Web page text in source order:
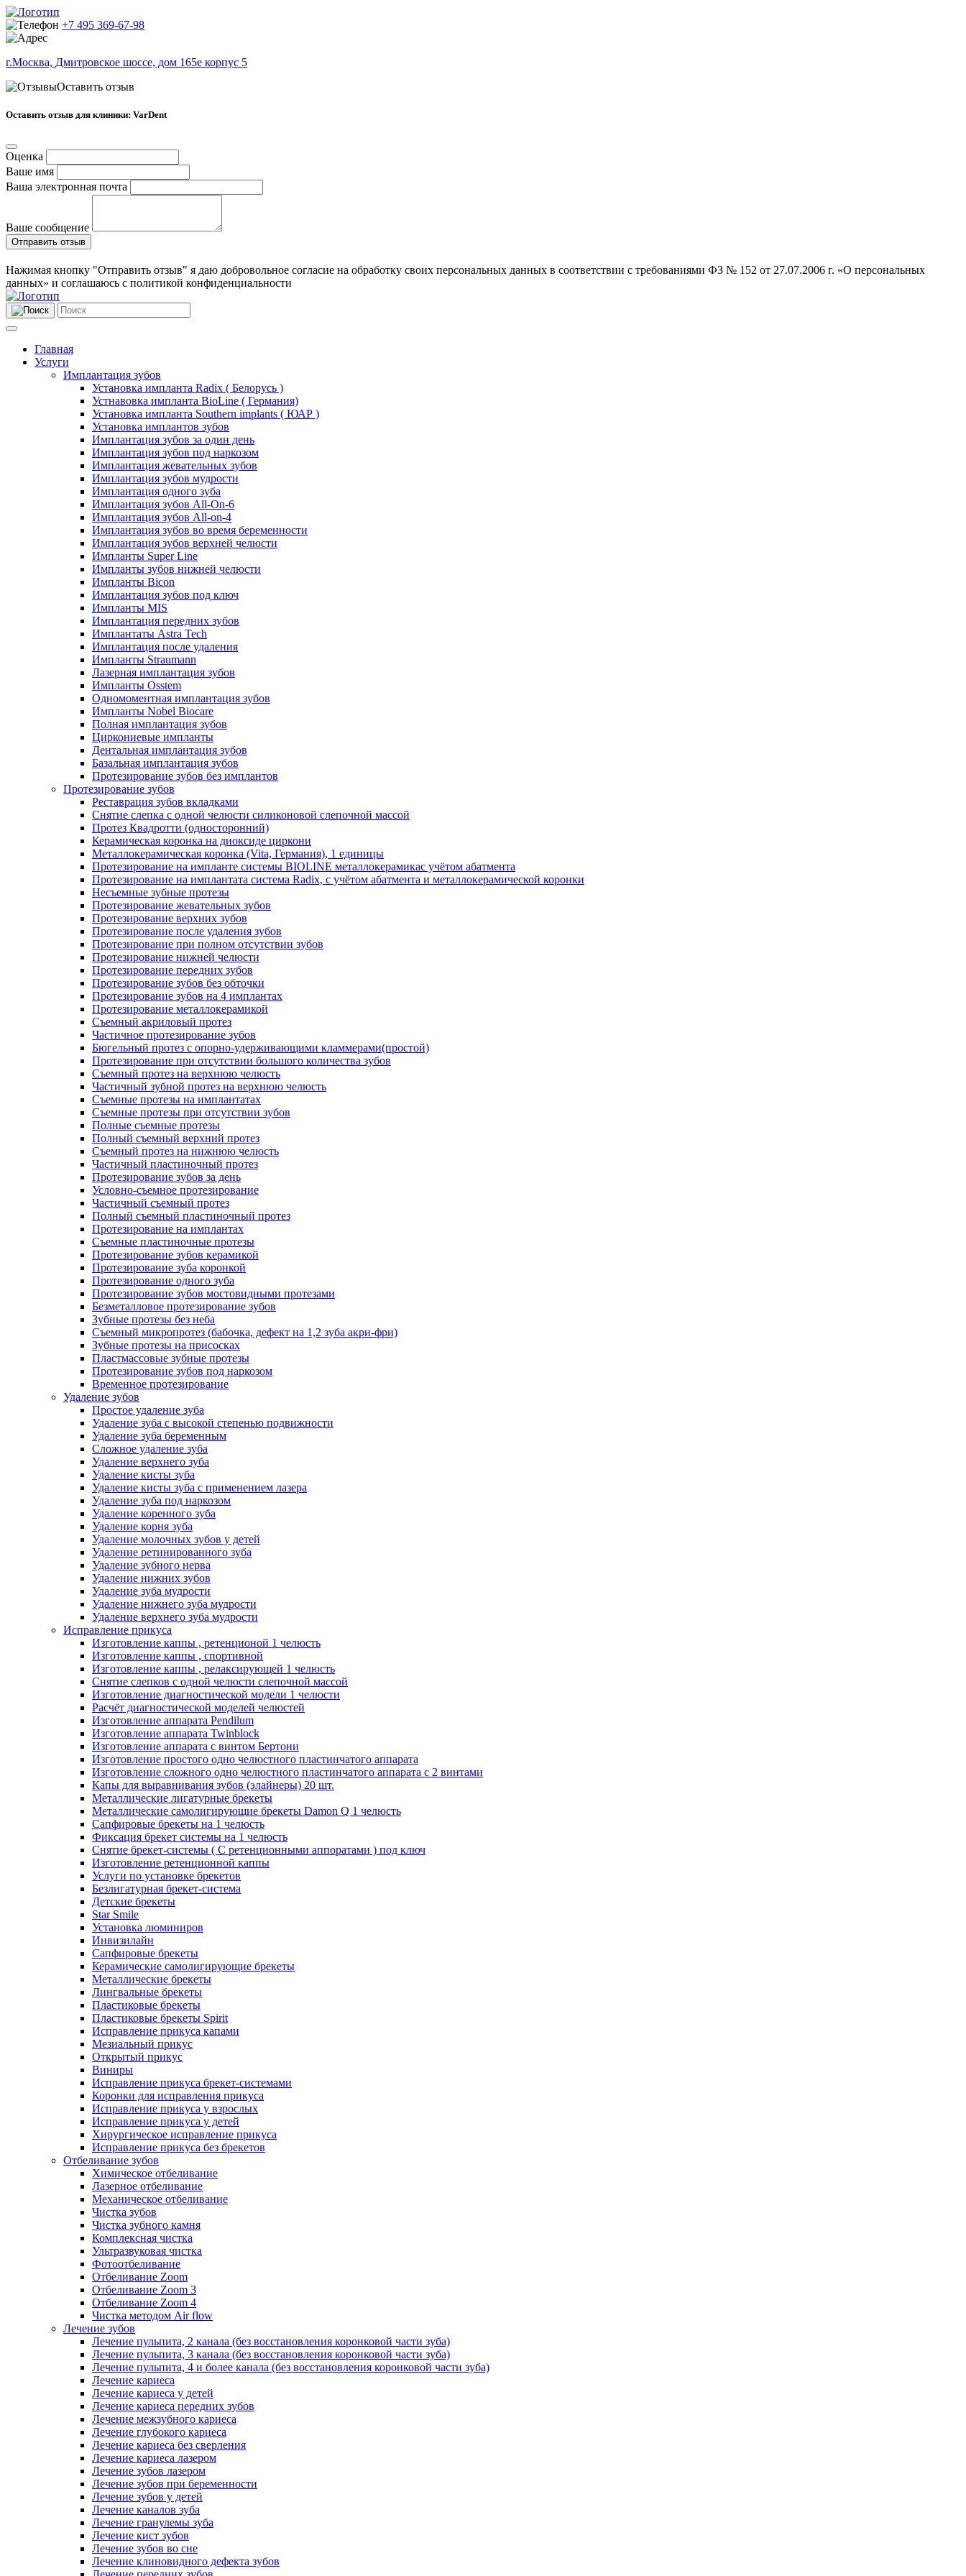
+7 495 369-67-98
г.Москва, Дмитровское шоссе, дом 165е корпус 5
Оставить отзыв
Оставить отзыв для клиники: VarDent
Оценка
Ваше имя
Ваша электронная почта
Ваше сообщение
Отправить отзыв
Нажимая кнопку "Отправить отзыв" я даю добровольное согласие на обработку своих персональных данных в соответствии с требованиями ФЗ № 152 от 27.07.2006 г. «О персональных
данных» и соглашаюсь с политикой конфиденциальности
Главная
Услуги
Имплантация зубов
Установка импланта Radix ( Белорусь )
Устнавовка импланта BioLine ( Германия)
Установка импланта Southern implants ( ЮАР )
Установка имплантов зубов
Имплантация зубов за один день
Имплантация зубов под наркозом
Имплантация жевательных зубов
Имплантация зубов мудрости
Имплантация одного зуба
Имплантация зубов All-On-6
Имплантация зубов All-on-4
Имплантация зубов во время беременности
Имплантация зубов верхней челюсти
Импланты Super Line
Импланты зубов нижней челюсти
Импланты Bicon
Имплантация зубов под ключ
Импланты MIS
Имплантация передних зубов
Имплантаты Astra Tech
Имплантация после удаления
Импланты Straumann
Лазерная имплантация зубов
Импланты Osstem
Одномоментная имплантация зубов
Импланты Nobel Biocare
Полная имплантация зубов
Циркониевые импланты
Дентальная имплантация зубов
Базальная имплантация зубов
Протезирование зубов без имплантов
Протезирование зубов
Реставрация зубов вкладками
Снятие слепка с одной челюсти силиконовой слепочной массой
Протез Квадротти (односторонний)
Керамическая коронка на диоксиде циркони
Металлокерамическая коронка (Vita, Германия), 1 единицы
Протезирование на импланте системы BIOLINE металлокерамикас учётом абатмента
Протезирование на имплантата система Radix, с учётом абатмента и металлокерамической коронки
Несъемные зубные протезы
Протезирование жевательных зубов
Протезирование верхних зубов
Протезирование после удаления зубов
Протезирование при полном отсутствии зубов
Протезирование нижней челюсти
Протезирование передних зубов
Протезирование зубов без обточки
Протезирование зубов на 4 имплантах
Протезирование металлокерамикой
Съемный акриловый протез
Частичное протезирование зубов
Бюгельный протез с опорно-удерживающими кламмерами(простой)
Протезирование при отсутствии большого количества зубов
Съемный протез на верхнюю челюсть
Частичный зубной протез на верхнюю челюсть
Съемные протезы на имплантатах
Съемные протезы при отсутствии зубов
Полные съемные протезы
Полный съемный верхний протез
Съемный протез на нижнюю челюсть
Частичный пластиночный протез
Протезирование зубов за день
Условно-съемное протезирование
Частичный съемный протез
Полный съемный пластиночный протез
Протезирование на имплантах
Съемные пластиночные протезы
Протезирование зубов керамикой
Протезирование зуба коронкой
Протезирование одного зуба
Протезирование зубов мостовидными протезами
Безметалловое протезирование зубов
Зубные протезы без неба
Съемный микропротез (бабочка, дефект на 1,2 зуба акри-фри)
Зубные протезы на присосках
Пластмассовые зубные протезы
Протезирование зубов под наркозом
Временное протезирование
Удаление зубов
Простое удаление зуба
Удаление зуба с высокой степенью подвижности
Удаление зуба беременным
Сложное удаление зуба
Удаление верхнего зуба
Удаление кисты зуба
Удаление кисты зуба с применением лазера
Удаление зуба под наркозом
Удаление коренного зуба
Удаление корня зуба
Удаление молочных зубов у детей
Удаление ретинированного зуба
Удаление зубного нерва
Удаление нижних зубов
Удаление зуба мудрости
Удаление нижнего зуба мудрости
Удаление верхнего зуба мудрости
Исправление прикуса
Изготовление каппы , ретенционой 1 челюсть
Изготовление каппы , спортивной
Изготовление каппы , релаксирующей 1 челюсть
Снятие слепков с одной челюсти слепочной массой
Изготовление диагностической модели 1 челюсти
Расчёт диагностической моделей челюстей
Изготовление аппарата Pendilum
Изготовление аппарата Twinblock
Изготовление аппарата с винтом Бертони
Изготовление простого одно челюстного пластинчатого аппарата
Изготовление сложного одно челюстного пластинчатого аппарата с 2 винтами
Капы для выравнивания зубов (элайнеры) 20 шт.
Металлические лигатурные брекеты
Металлические самолигирующие брекеты Damon Q 1 челюсть
Сапфировые брекеты на 1 челюсть
Фиксация брекет системы на 1 челюсть
Снятие брекет-системы ( С ретенционными аппоратами ) под ключ
Изготовление ретенционной каппы
Услуги по установке брекетов
Безлигатурная брекет-система
Детские брекеты
Star Smile
Установка люминиров
Инвизилайн
Сапфировые брекеты
Керамические самолигирующие брекеты
Металлические брекеты
Лингвальные брекеты
Пластиковые брекеты
Пластиковые брекеты Spirit
Исправление прикуса капами
Мезиальный прикус
Открытый прикус
Виниры
Исправление прикуса брекет-системами
Коронки для исправления прикуса
Исправление прикуса у взрослых
Исправление прикуса у детей
Хирургическое исправление прикуса
Исправление прикуса без брекетов
Отбеливание зубов
Химическое отбеливание
Лазерное отбеливание
Механическое отбеливание
Чистка зубов
Чистка зубного камня
Комплексная чистка
Ультразвуковая чистка
Фотоотбеливание
Отбеливание Zoom
Отбеливание Zoom 3
Отбеливание Zoom 4
Чистка методом Air flow
Лечение зубов
Лечение пульпита, 2 канала (без восстановления коронковой части зуба)
Лечение пульпита, 3 канала (без восстановления коронковой части зуба)
Лечение пульпита, 4 и более канала (без восстановления коронковой части зуба)
Лечение кариеса
Лечение кариеса у детей
Лечение кариеса передних зубов
Лечение межзубного кариеса
Лечение глубокого кариеса
Лечение кариеса без сверления
Лечение кариеса лазером
Лечение зубов лазером
Лечение зубов при беременности
Лечение зубов у детей
Лечение каналов зуба
Лечение гранулемы зуба
Лечение кист зубов
Лечение зубов во сне
Лечение клиновидного дефекта зубов